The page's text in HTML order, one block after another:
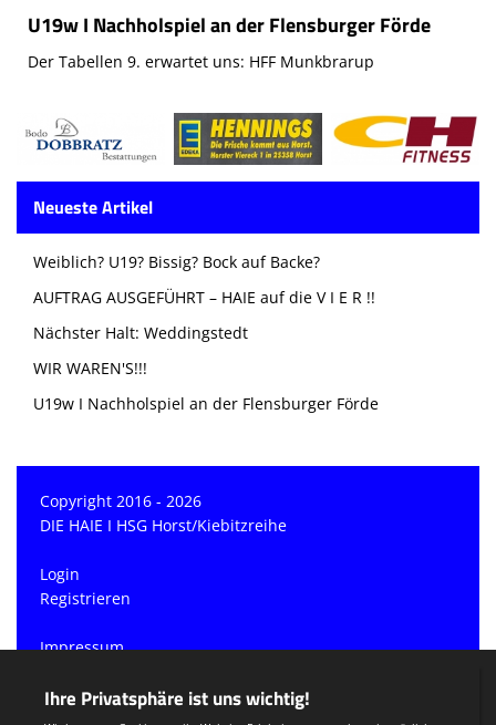
U19w I Nachholspiel an der Flensburger Förde
Der Tabellen 9. erwartet uns: HFF Munkbrarup
Neueste Artikel
Weiblich? U19? Bissig? Bock auf Backe?
AUFTRAG AUSGEFÜHRT – HAIE auf die V I E R !!
Nächster Halt: Weddingstedt
WIR WAREN'S!!!
U19w I Nachholspiel an der Flensburger Förde
Copyright 2016 - 2026
DIE HAIE I HSG Horst/Kiebitzreihe
Login
Registrieren
Impressum
Teamsports 2